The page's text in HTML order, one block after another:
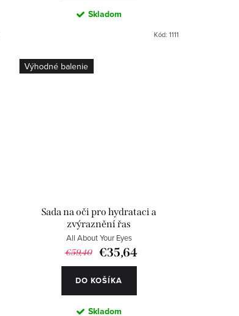
Skladom
Kód: 1111
Výhodné balenie
Sada na oči pro hydrataci a
zvýraznění řas
All About Your Eyes
€59,40 €35,64
DO KOŠÍKA
Skladom